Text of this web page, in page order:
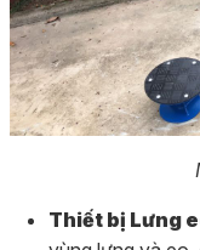
Thiết bị Lưng